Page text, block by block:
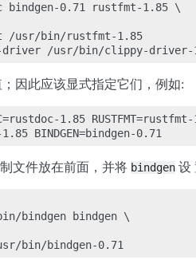
0.71 rustfmt-1.85 \
usr/bin/rustfmt-1.85
因此应该显式指定它们，例如:
1.85
文件放在前面，并将 bindgen 设
bindgen bindgen \